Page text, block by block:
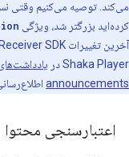
کرده‌اید بزرگتر شد، ویژگی
Shaka Player در
یادداشت‌های
announcements
اعتبارسنجی محتوا